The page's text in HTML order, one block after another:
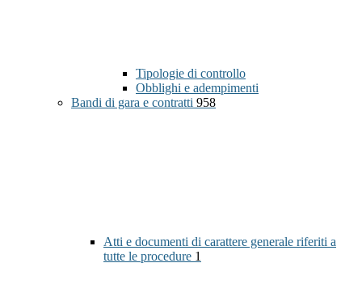
Tipologie di controllo
Obblighi e adempimenti
Bandi di gara e contratti 958
Atti e documenti di carattere generale riferiti a
tutte le procedure 1